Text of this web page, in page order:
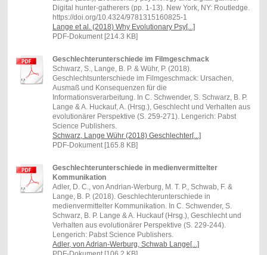
Digital hunter-gatherers (pp. 1-13). New York, NY: Routledge.
https://doi.org/10.4324/9781315160825-1
Lange et al. (2018) Why Evolutionary Psy[...]
PDF-Dokument [214.3 KB]
Geschlechterunterschiede im Filmgeschmack
Schwarz, S., Lange, B. P. & Wühr, P. (2018).
Geschlechtsunterschiede im Filmgeschmack: Ursachen,
Ausmaß und Konsequenzen für die
Informationsverarbeitung. In C. Schwender, S. Schwarz, B. P.
Lange & A. Huckauf, A. (Hrsg.), Geschlecht und Verhalten aus
evolutionärer Perspektive (S. 259-271). Lengerich: Pabst
Science Publishers.
Schwarz, Lange Wühr (2018) Geschlechter[...]
PDF-Dokument [165.8 KB]
Geschlechterunterschiede in medienvermittelter
Kommunikation
Adler, D. C., von Andrian-Werburg, M. T. P., Schwab, F. &
Lange, B. P. (2018). Geschlechterunterschiede in
medienvermittelter Kommunikation. In C. Schwender, S.
Schwarz, B. P. Lange & A. Huckauf (Hrsg.), Geschlecht und
Verhalten aus evolutionärer Perspektive (S. 229-244).
Lengerich: Pabst Science Publishers.
Adler, von Adrian-Werburg, Schwab Lange[...]